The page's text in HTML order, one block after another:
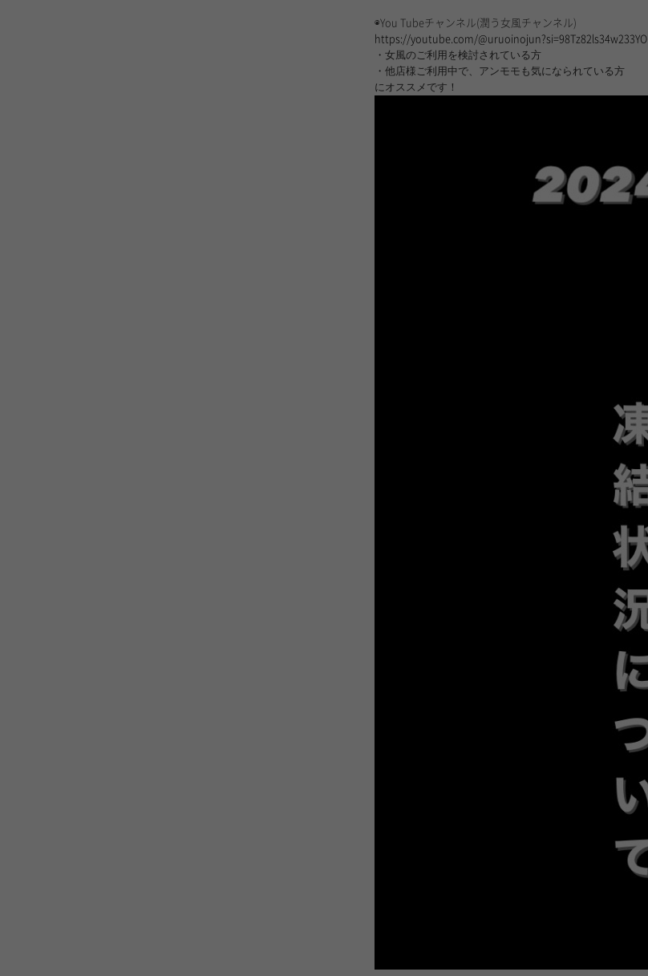
◉You Tubeチャンネル(潤う女風チャンネル)
https://youtube.com/@uruoinojun?si=98Tz82ls34w233YO
・女風のご利用を検討されている方
・他店様ご利用中で、アンモモも気になられている方
にオススメです！